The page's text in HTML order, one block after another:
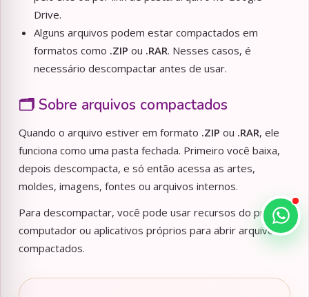
Drive.
Alguns arquivos podem estar compactados em
formatos como .ZIP ou .RAR. Nesses casos, é
necessário descompactar antes de usar.
🗂️ Sobre arquivos compactados
Quando o arquivo estiver em formato .ZIP ou .RAR, ele
funciona como uma pasta fechada. Primeiro você baixa,
depois descompacta, e só então acessa as artes,
moldes, imagens, fontes ou arquivos internos.
Para descompactar, você pode usar recursos do próprio
computador ou aplicativos próprios para abrir arquivos
compactados.